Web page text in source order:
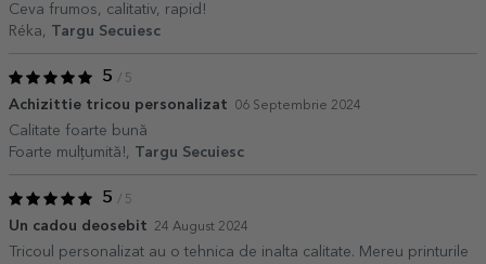
Ceva frumos, calitativ, rapid!
Réka, Targu Secuiesc
5 / 5
Achizittie tricou personalizat 06 Septembrie 2024
Calitate foarte bună
Foarte mulțumită!, Targu Secuiesc
5 / 5
Un cadou deosebit 24 August 2024
Tricoul personalizat au o tehnica de inalta calitate. Mereu printurile